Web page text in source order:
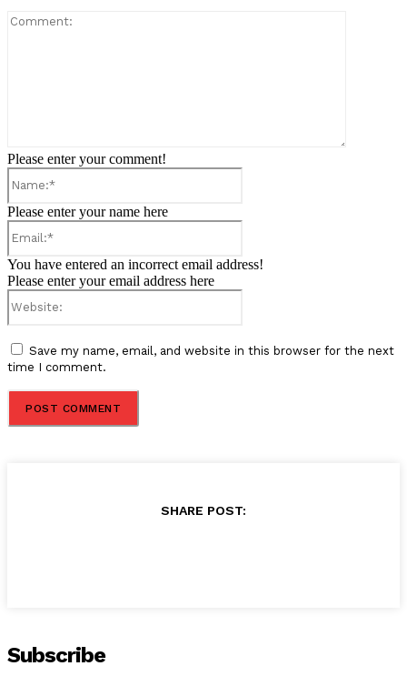
Please enter your comment!
Please enter your name here
You have entered an incorrect email address!
Please enter your email address here
Save my name, email, and website in this browser for the next
time I comment.
SHARE POST:
Subscribe